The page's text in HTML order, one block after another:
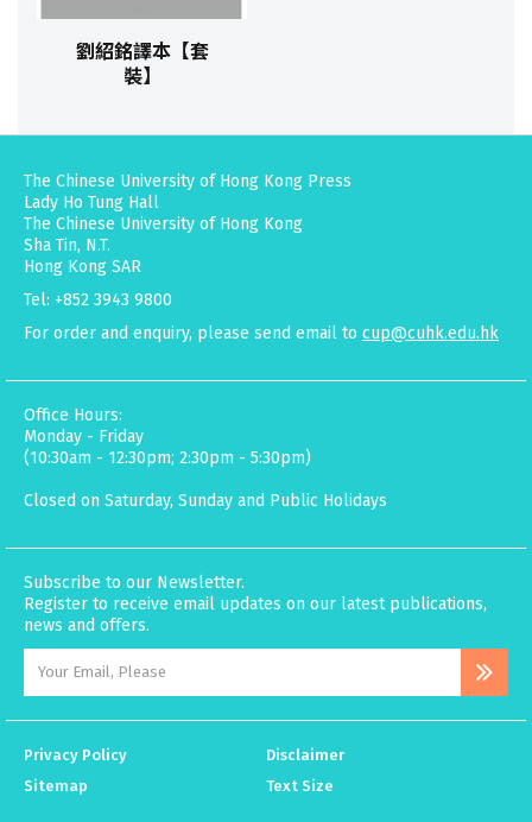
劉紹銘譯本【套
裝】
The Chinese University of Hong Kong Press
Lady Ho Tung Hall
The Chinese University of Hong Kong
Sha Tin, N.T.
Hong Kong SAR
Tel: +852 3943 9800
For order and enquiry, please send email to cup@cuhk.edu.hk
Office Hours:
Monday - Friday
(10:30am - 12:30pm; 2:30pm - 5:30pm)
Closed on Saturday, Sunday and Public Holidays
Subscribe to our Newsletter.
Register to receive email updates on our latest publications,
news and offers.
Privacy Policy
Disclaimer
Sitemap
Text Size